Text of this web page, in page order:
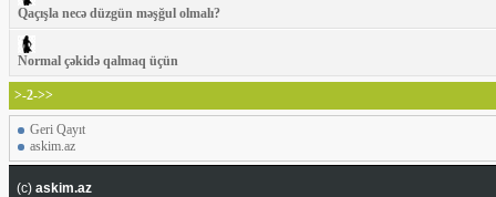
Qaçışla necə düzgün məşğul olmalı?
Normal çəkidə qalmaq üçün
>-2->>
Geri Qayıt
askim.az
(c) askim.az